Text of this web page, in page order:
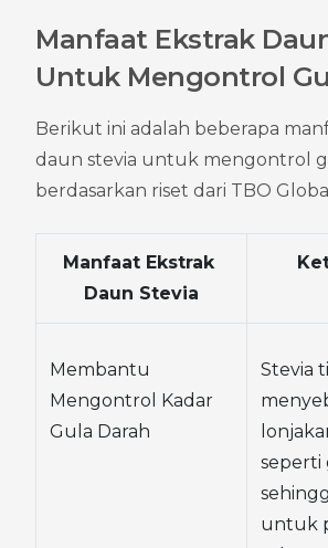
Manfaat Ekstrak
Untuk Mengontrol
Berikut ini adalah beberapa
daun stevia untuk mengontrol
berdasarkan riset dari TBO
Manfaat Ekstrak
Daun Stevia
Membantu
Mengontrol Kadar
Gula Darah
Stevia
seperti
untuk